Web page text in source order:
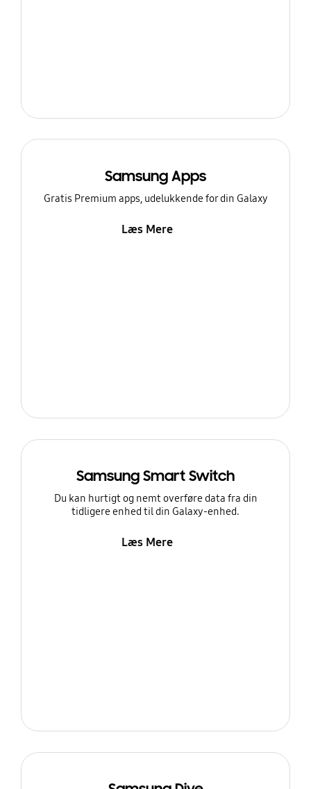
Samsung Apps
Gratis Premium apps, udelukkende for din Galaxy
Læs Mere
Samsung Smart Switch
Du kan hurtigt og nemt overføre data fra din
tidligere enhed til din Galaxy-enhed.
Læs Mere